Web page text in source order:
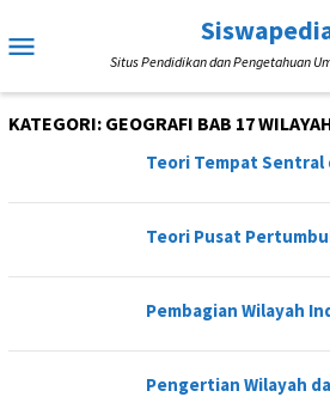
ke
MobileSitus Pendidikan dan Pengetahuan
KATEGORI: GEOGRAFI BAB 17
Teori Tempat Sentral
Teori Pusat
Pembagian Wilayah
Pengertian Wilayah